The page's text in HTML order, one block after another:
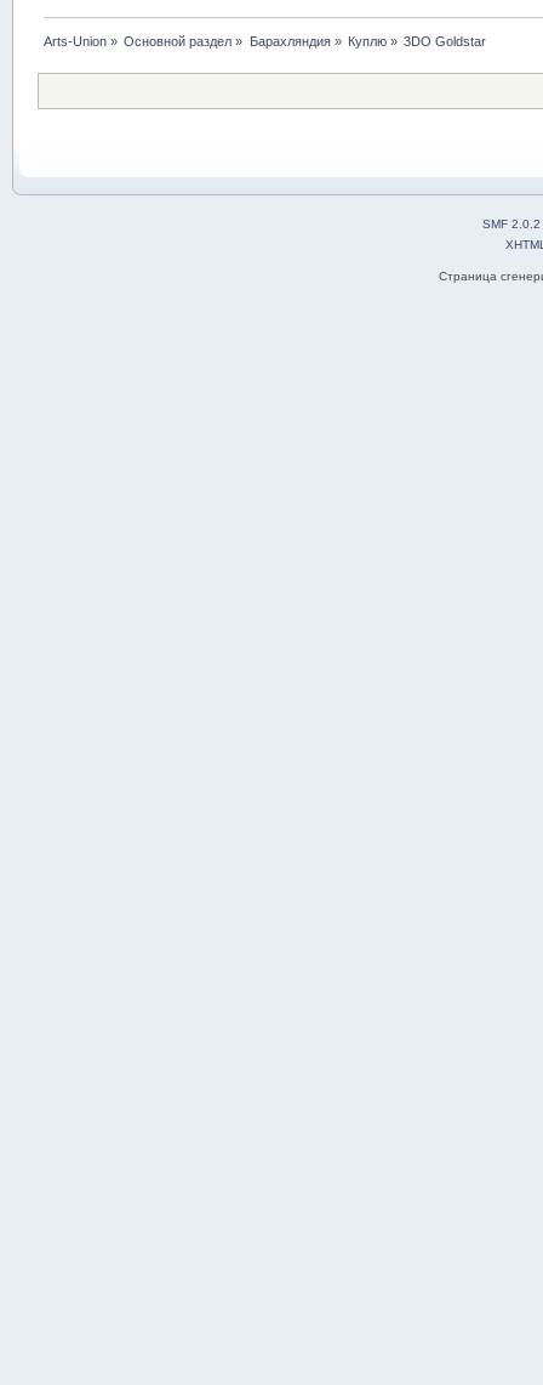
Arts-Union » Основной раздел » Барахляндия» Куплю » 3DO Goldstar
SMF 2.0.2
Страница